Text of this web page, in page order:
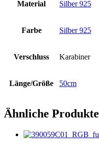
Material Silber 925
Farbe Silber 925
Verschluss Karabiner
Länge/Größe 50cm
Ähnliche Produkte